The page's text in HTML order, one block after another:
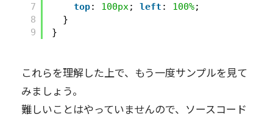
7
8
9
top: 100px; left : 100%;
}
}
これらを理解した上で、もう一度サンプルを見て
みましょう。
難しいことはやっていませんので、ソースコード